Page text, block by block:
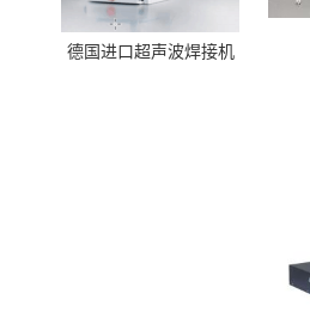
德国进口超声波焊接机